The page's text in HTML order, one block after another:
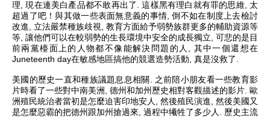
理,現在連美白產品都不敢再出了 .這樣黑有理白就有罪的思維, 太
超過了吧！與其做一些表面無意義的事情,倒不如在制度上去檢討
改進, 立法嚴禁種族歧視, 教育方面給予弱勢族群更多的輔助資源等
等, 讓他們可以在較弱勢的生長環境中安全的成長獨立, 可悲的是目
前兩黨檯面上的人物都不像能解決問題的人 , 其中一個還想在
Juneteenth day在敏感地區搞他的競選造勢活動, 真是沒救了 .
美國的歷史一直和種族議題息息相關 . 之前陪小朋友看一些教育影
片時看了一些對中南美洲 , 德州和加州歷史相對客觀描述的影片. 歐
洲殖民統治者當初是怎麼迫害印地安人 , 然後殖民演進, 然後美國又
是怎麼惡霸的把德州跟加州搶過來, 過程中犧牲了多少人 . 歷史主流